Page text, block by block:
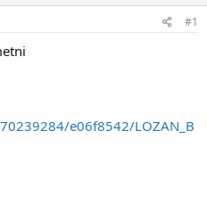
#1
e06f8542/LOZAN_B